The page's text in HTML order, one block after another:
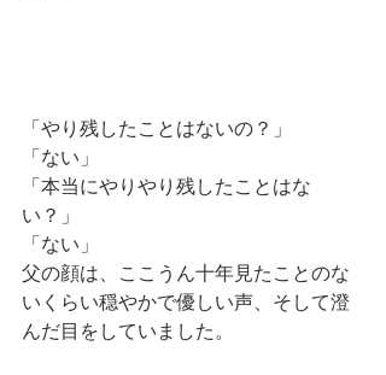
「やり残したことはないの？」
「ない」
「本当にやりやり残したことはな
い？」
「ない」
父の顔は、ここうん十年見たことのな
いくらい穏やかで優しい声、そして澄
んだ目をしていました。